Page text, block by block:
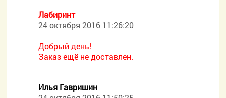
Лабиринт
24 октября 2016 11:26:20
Добрый день!
Заказ ещё не доставлен.
Илья Гавришин